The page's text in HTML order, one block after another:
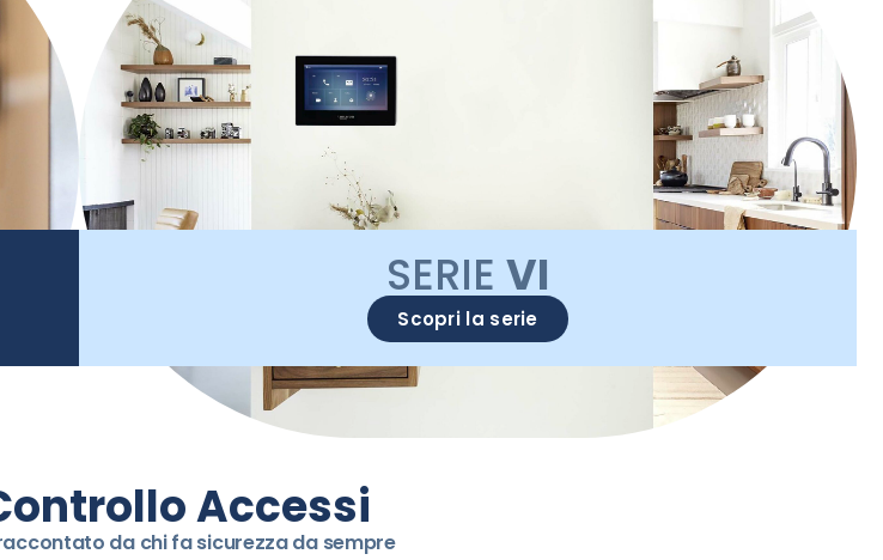
SERIE VI
Scopri la serie
Accessi
da chi fa sicurezza da sempre